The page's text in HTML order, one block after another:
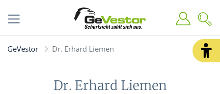
GeVestor Dr. Erhard Liemen
Dr. Erhard Liemen